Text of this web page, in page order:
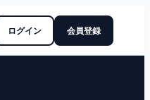
ログイン 会員登録